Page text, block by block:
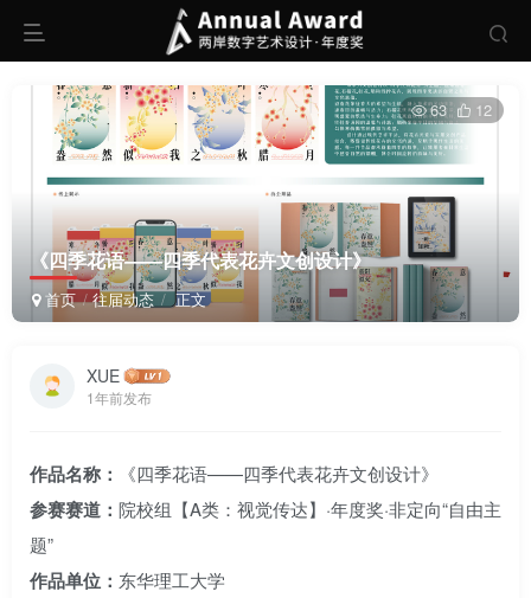
《四季花语——四季代表花卉文创设计》
首页 往届动态 正文
63 12
XUE
1年前发布
作品名称： 《四季花语——四季代表花卉文创设计》
参赛赛道： 院校组【A类：视觉传达】·年度奖·非定向“自由主
题”
作品单位： 东华理工大学